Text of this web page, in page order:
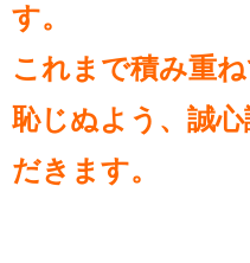
す。
これまで積み重
恥じぬよう、誠
だきます。